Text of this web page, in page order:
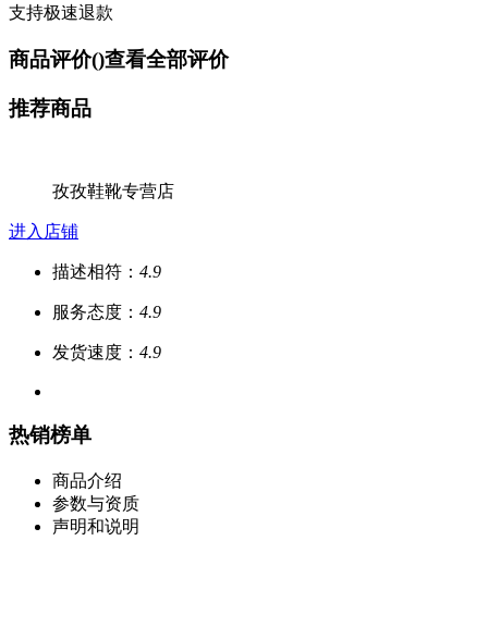
支持极速退款
商品评价()查看全部评价
推荐商品
孜孜鞋靴专营店
进入店铺
描述相符： 4.9
服务态度： 4.9
发货速度： 4.9
热销榜单
商品介绍
参数与资质
声明和说明